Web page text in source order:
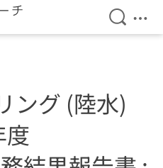
検索を
メ
ング (陸水)
度